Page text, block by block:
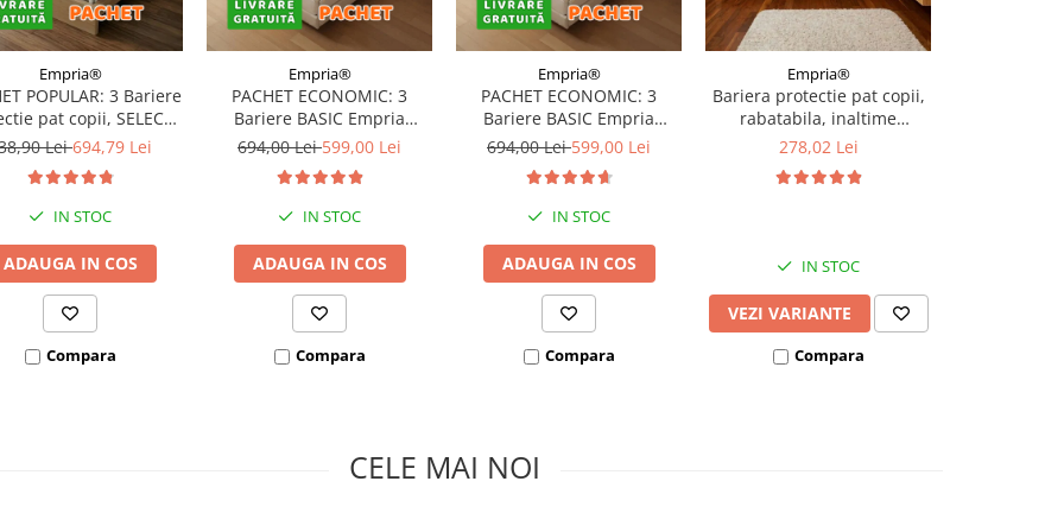
Empria®
POPULAR: 3 Bariere
pat copii, SELECT,
160x200 cm
Lei694,79 Lei
IN STOC
ADAUGA IN COS
Compara
Empria®
PACHET ECONOMIC: 3
Bariere BASIC Empria
protectie pat 160X200 cm +
694,00 Lei599,00 Lei
IN STOC
ADAUGA IN COS
Compara
Empria®
PACHET ECONOMIC: 3
Bariere BASIC Empria
protectie pat 180X200 cm +
694,00 Lei599,00 Lei
IN STOC
ADAUGA IN COS
Compara
Empria®
Bariera protectie pat copii,
rabatabila, inaltime
ajustabila, Diverse
278,02 Lei
IN STOC
VEZI VARIANTE
Compara
CELE MAI NOI